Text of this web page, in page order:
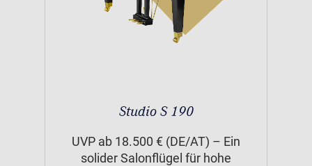
Studio S 190
UVP ab 18.500 € (DE/AT) – Ein
solider Salonflügel für hohe